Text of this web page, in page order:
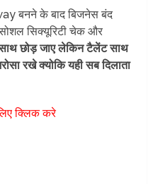
बनने के बाद बिजनेस बंद
सिक्यूरिटी चेक और
छोड़ जाए लेकिन टैलेंट साथ
रखे क्योकि यही सब दिलाता
क्लिक करे